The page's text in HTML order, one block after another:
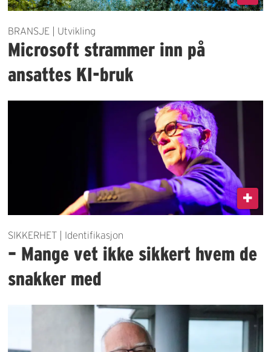
BRANSJE | Utvikling
Microsoft strammer inn på
ansattes KI-bruk
SIKKERHET | Identifikasjon
– Mange vet ikke sikkert hvem de
snakker med